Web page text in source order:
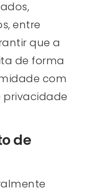
entre
que a
de forma
com
privacidade
de